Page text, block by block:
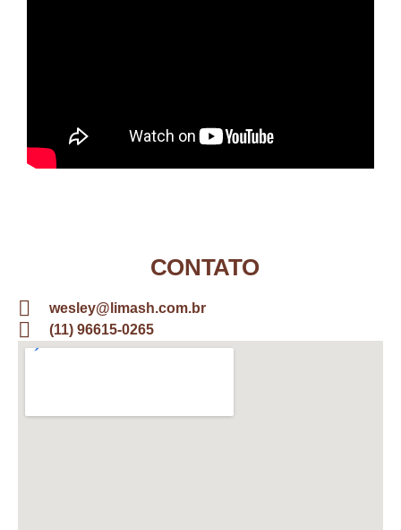
CONTATO
wesley@limash.com.br
(11) 96615-0265